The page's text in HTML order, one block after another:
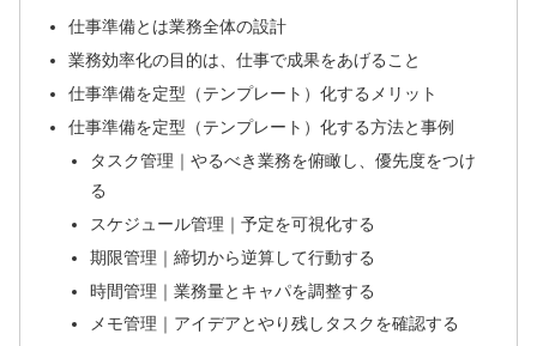
仕事準備とは業務全体の設計
業務効率化の目的は、仕事で成果をあげること
仕事準備を定型（テンプレート）化するメリット
仕事準備を定型（テンプレート）化する方法と事例
タスク管理｜やるべき業務を俯瞰し、優先度をつけ
る
スケジュール管理｜予定を可視化する
期限管理｜締切から逆算して行動する
時間管理｜業務量とキャパを調整する
メモ管理｜アイデアとやり残しタスクを確認する